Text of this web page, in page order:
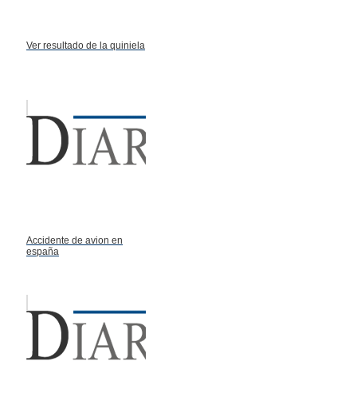
Ver resultado de la quiniela
Accidente de avion en
españa